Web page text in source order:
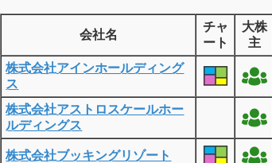
会社名
チャ
ート
大株
主
株式会社アインホールディング
ス
株式会社アストロスケールホー
ルディングス
株式会社ブッキングリゾート